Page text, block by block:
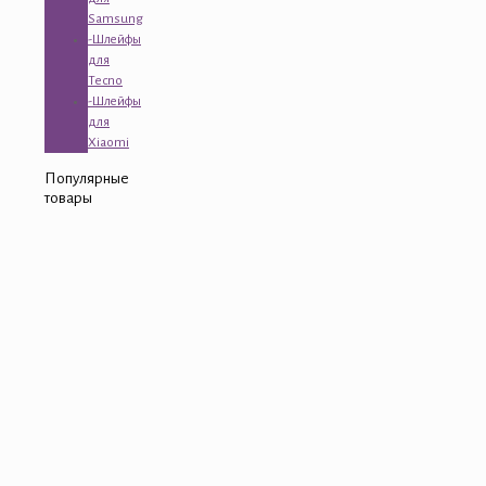
Samsung
-Шлейфы
для
Tecno
-Шлейфы
для
Xiaomi
Популярные
товары